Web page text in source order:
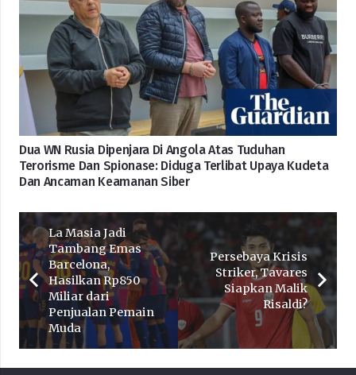
Dua WN Rusia Dipenjara Di Angola Atas Tuduhan
Terorisme Dan Spionase: Diduga Terlibat Upaya Kudeta
Dan Ancaman Keamanan Siber
La Masia Jadi
Tambang Emas
Barcelona,
Hasilkan Rp850
Miliar dari
Penjualan Pemain
Muda
Persebaya Krisis
Striker, Tavares
Siapkan Malik
Risaldi?